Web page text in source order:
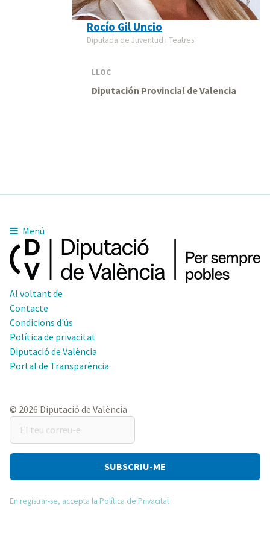
Rocío Gil Uncio
Diputada de Juventud i Teatres
LLOC
Diputación Provincial de Valencia
Menú
Al voltant de
Contacte
Condicions d'ús
Política de privacitat
Diputació de València
Portal de Transparència
© 2026 Diputació de València
El
teu
correu-
En registrar-se, accepta la Política de Privacitat